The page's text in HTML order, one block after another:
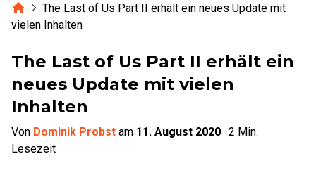
HomeThe Last of Us Part II erhält ein neues Update mit
vielen Inhalten
The Last of Us Part II erhält ein
neues Update mit vielen
Inhalten
Von Dominik Probst am 11. August 2020 · 2 Min.
Lesezeit